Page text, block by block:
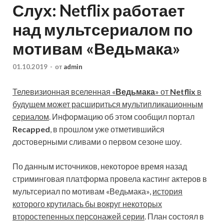
Слух: Netflix работает
над мультсериалом по
мотивам «Ведьмака»
01.10.2019 - от admin
Телевизионная вселенная «Ведьмака» от Netflix в
будущем может расшириться мультипликационным
сериалом. Информацию об этом сообщил портал
Recapped, в прошлом уже отметившийся
достоверными сливами о первом сезоне шоу.
По данным источников, некоторое время назад
стриминговая платформа провела кастинг актеров в
мультсериал по мотивам «Ведьмака», история
которого крутилась бы вокруг некоторых
второстепенных персонажей серии. План состоял в